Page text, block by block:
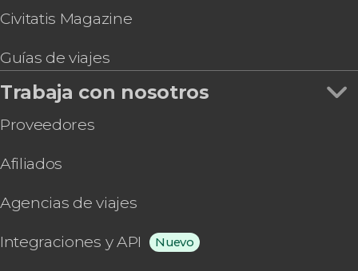
Civitatis Magazine
Guías de viajes
Trabaja con nosotros
Proveedores
Afiliados
Agencias de viajes
Integraciones y API Nuevo